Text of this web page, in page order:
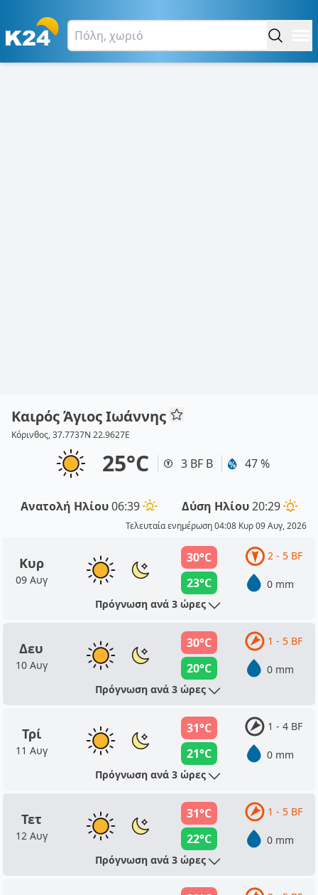
Καιρός Άγιος Ιωάννης
Κόρινθος, 37.7737N 22.9627E
25°C 3 BF Β 47 %
Ανατολή Ηλίου06:39 Δύση Ηλίου20:29
Τελευταία ενημέρωση 04:08 Κυρ 09 Αυγ, 2026
Κυρ
09 Αυγ
30°C
23°C
2 - 5 BF
0 mm
Πρόγνωση ανά 3 ώρες
Δευ
10 Αυγ
30°C
20°C
1 - 5 BF
0 mm
Πρόγνωση ανά 3 ώρες
Τρί
11 Αυγ
31°C
21°C
1 - 4 BF
0 mm
Πρόγνωση ανά 3 ώρες
Τετ
12 Αυγ
31°C
22°C
1 - 5 BF
0 mm
Πρόγνωση ανά 3 ώρες